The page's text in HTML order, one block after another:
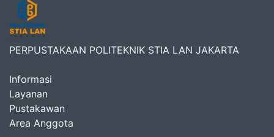
PERPUSTAKAAN POLITEKNIK STIA LAN JAKARTA
Informasi
Layanan
Pustakawan
Area Anggota